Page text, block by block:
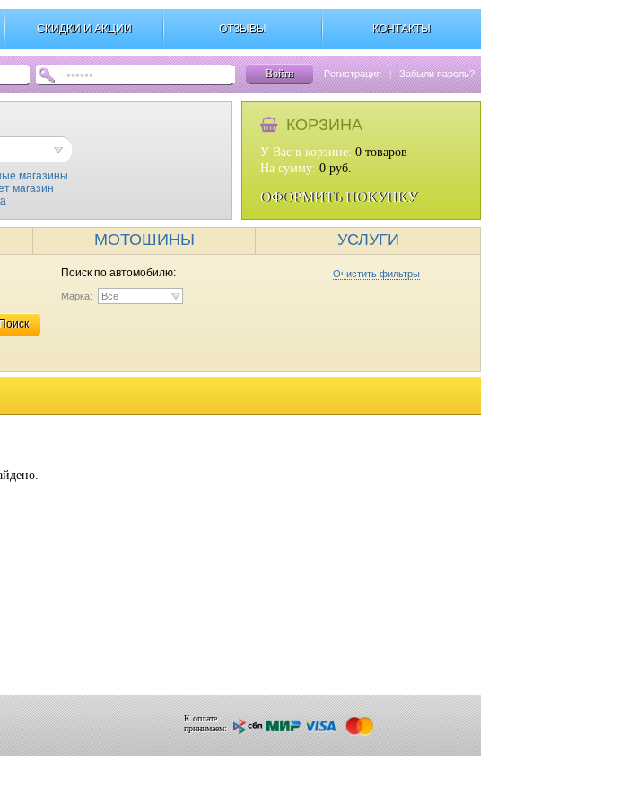
СКИДКИ И АКЦИИ ОТЗЫВЫ КОНТАКТЫ
Войти Регистрация | Забыли пароль?
магазины
магазин
КОРЗИНА
У Вас в корзине: 0 товаров
На сумму: 0 руб.
ОФОРМИТЬ ПОКУПКУ
МОТОШИНЫ УСЛУГИ
Поиск
Поиск по автомобилю: Очистить фильтры
Марка: Все
К оплате
принимаем: